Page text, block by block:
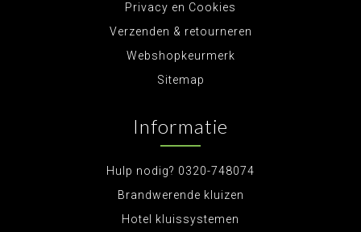
Privacy en Cookies
Verzenden & retourneren
Webshopkeurmerk
Sitemap
Informatie
Hulp nodig? 0320-748074
Brandwerende kluizen
Hotel kluissystemen